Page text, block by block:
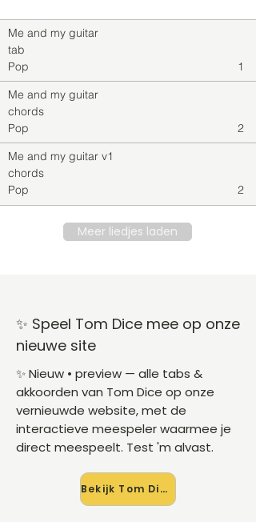
Me and my guitar
tab
Pop
1
Me and my guitar
chords
Pop
2
Me and my guitar v1
chords
Pop
2
Meer liedjes laden
✨ Speel Tom Dice mee op onze
nieuwe site
✨ Nieuw • preview — alle tabs &
akkoorden van Tom Dice op onze
vernieuwde website, met de
interactieve meespeler waarmee je
direct meespeelt. Test 'm alvast.
Bekijk Tom Dice →